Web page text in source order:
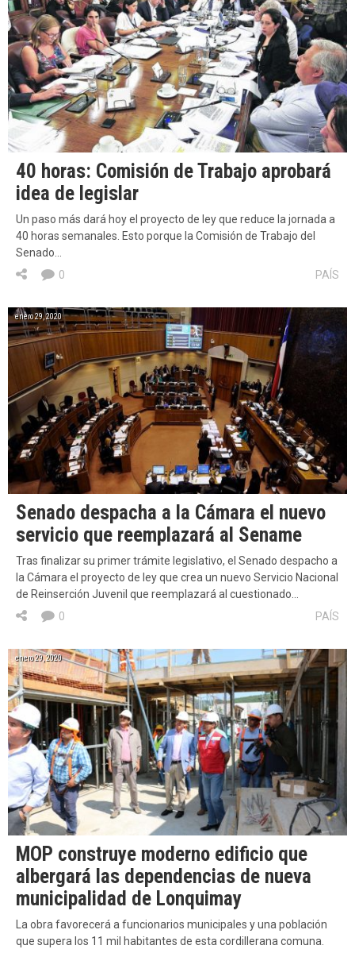
40 horas: Comisión de Trabajo aprobará
idea de legislar
Un paso más dará hoy el proyecto de ley que reduce la jornada a
40 horas semanales. Esto porque la Comisión de Trabajo del
Senado…
PAÍS
0
enero 29, 2020
Senado despacha a la Cámara el nuevo
servicio que reemplazará al Sename
Tras finalizar su primer trámite legislativo, el Senado despacho a
la Cámara el proyecto de ley que crea un nuevo Servicio Nacional
de Reinserción Juvenil que reemplazará al cuestionado…
PAÍS
0
enero 29, 2020
MOP construye moderno edificio que
albergará las dependencias de nueva
municipalidad de Lonquimay
La obra favorecerá a funcionarios municipales y una población
que supera los 11 mil habitantes de esta cordillerana comuna.